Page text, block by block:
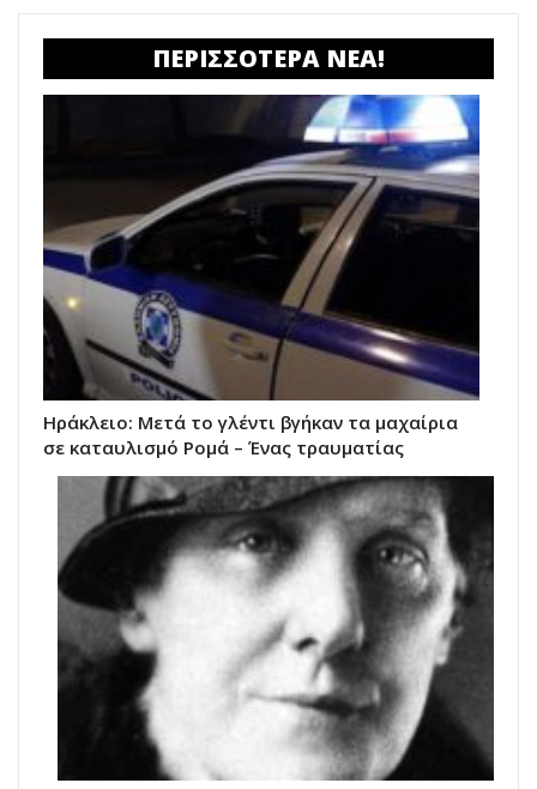
ΠΕΡΙΣΣΟΤΕΡΑ ΝΕΑ!
Ηράκλειο: Μετά το γλέντι βγήκαν τα μαχαίρια
σε καταυλισμό Ρομά – Ένας τραυματίας